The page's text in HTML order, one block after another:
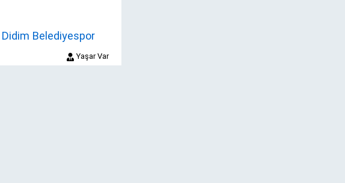
Didim Belediyespor
Yaşar Var